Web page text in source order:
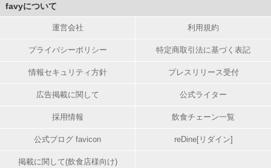
favyについて
運営会社 利用規約
プライバシーポリシー 特定商取引法に基づく表記
情報セキュリティ方針 プレスリリース受付
広告掲載に関して 公式ライター
採用情報 飲食チェーン一覧
公式ブログ favicon reDine[リダイン]
掲載に関して(飲食店様向け)